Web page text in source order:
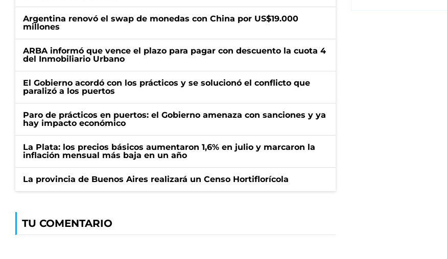
Argentina renovó el swap de monedas con China por US$19.000
millones
ARBA informó que vence el plazo para pagar con descuento la cuota 4
del Inmobiliario Urbano
El Gobierno acordó con los prácticos y se solucionó el conflicto que
paralizó a los puertos
Paro de prácticos en puertos: el Gobierno amenaza con sanciones y ya
hay impacto económico
La Plata: los precios básicos aumentaron 1,6% en julio y marcaron la
inflación mensual más baja en un año
La provincia de Buenos Aires realizará un Censo Hortiflorícola
TU COMENTARIO